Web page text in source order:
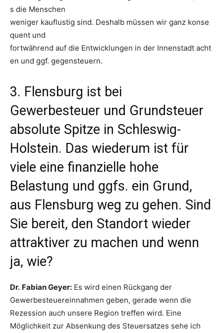
s die Menschen
weniger kauflustig sind. Deshalb müssen wir ganz konse
quent und
fortwährend auf die Entwicklungen in der Innenstadt acht
en und ggf. gegensteuern.
3. Flensburg ist bei
Gewerbesteuer und Grundsteuer
absolute Spitze in Schleswig-
Holstein. Das wiederum ist für
viele eine finanzielle hohe
Belastung und ggfs. ein Grund,
aus Flensburg weg zu gehen. Sind
Sie bereit, den Standort wieder
attraktiver zu machen und wenn
ja, wie?
Dr. Fabian Geyer: Es wird einen Rückgang der
Gewerbesteuereinnahmen geben, gerade wenn die
Rezession auch unsere Region treffen wird. Eine
Möglichkeit zur Absenkung des Steuersatzes sehe ich